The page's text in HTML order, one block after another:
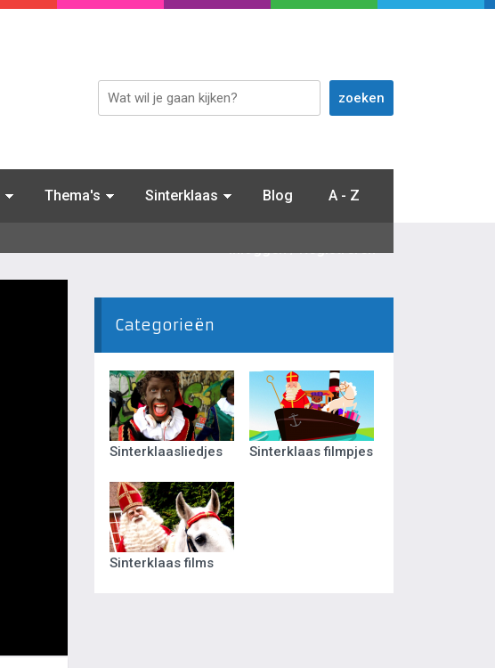
Thema's Sinterklaas Blog A - Z
Inloggen / Registreren
Categorieën
Sinterklaasliedjes Sinterklaas filmpjes
Sinterklaas films